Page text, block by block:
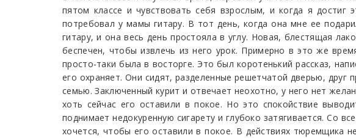
пятом классе и чувствовать себя взрослым, и когда я
потребовал у мамы гитару. В тот день, когда она мне ее
гитару, и она весь день простояла в углу. Новая, блестящая
беспечен, чтобы извлечь из него урок. Примерно в это же
просто-таки была в восторге. Это был коротенький рассказ,
его охраняет. Они сидят, разделенные решетчатой дверью,
семью. Заключенный курит и отвечает неохотно, у него нет
хоть сейчас его оставили в покое. Но это спокойствие
поднимает недокуренную сигарету и глубоко затягивается. Со
хочется, чтобы его оставили в покое. В действиях тюремщика